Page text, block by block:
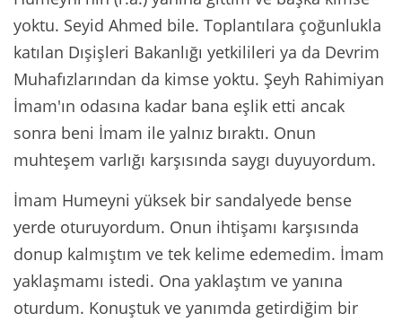
yoktu. Seyid Ahmed bile. Toplantılara çoğunlukla
katılan Dışişleri Bakanlığı yetkilileri ya da Devrim
Muhafızlarından da kimse yoktu. Şeyh Rahimiyan
İmam'ın odasına kadar bana eşlik etti ancak
sonra beni İmam ile yalnız bıraktı. Onun
muhteşem varlığı karşısında saygı duyuyordum.
İmam Humeyni yüksek bir sandalyede bense
yerde oturuyordum. Onun ihtişamı karşısında
donup kalmıştım ve tek kelime edemedim. İmam
yaklaşmamı istedi. Ona yaklaştım ve yanına
oturdum. Konuştuk ve yanımda getirdiğim bir